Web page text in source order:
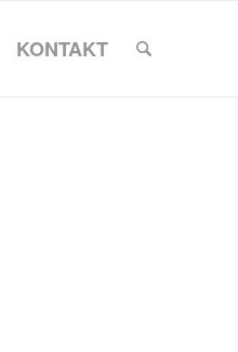
KONTAKT